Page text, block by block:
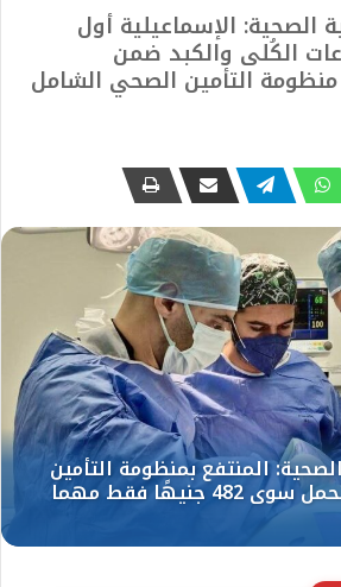
الصحية: الإسماعيلية أول
الكُلى والكبد ضمن
التأمين الصحي الشامل